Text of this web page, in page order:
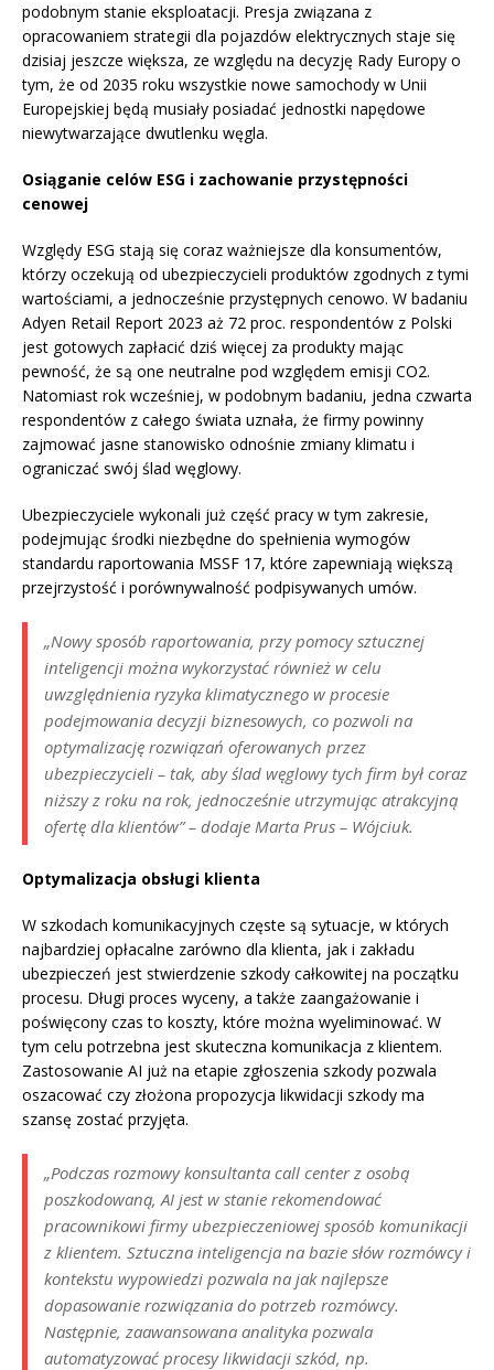
podobnym stanie eksploatacji. Presja związana z
opracowaniem strategii dla pojazdów elektrycznych staje się
dzisiaj jeszcze większa, ze względu na decyzję Rady Europy o
tym, że od 2035 roku wszystkie nowe samochody w Unii
Europejskiej będą musiały posiadać jednostki napędowe
niewytwarzające dwutlenku węgla.
Osiąganie celów ESG i zachowanie przystępności
cenowej
Względy ESG stają się coraz ważniejsze dla konsumentów,
którzy oczekują od ubezpieczycieli produktów zgodnych z tymi
wartościami, a jednocześnie przystępnych cenowo. W badaniu
Adyen Retail Report 2023 aż 72 proc. respondentów z Polski
jest gotowych zapłacić dziś więcej za produkty mając
pewność, że są one neutralne pod względem emisji CO2.
Natomiast rok wcześniej, w podobnym badaniu, jedna czwarta
respondentów z całego świata uznała, że firmy powinny
zajmować jasne stanowisko odnośnie zmiany klimatu i
ograniczać swój ślad węglowy.
Ubezpieczyciele wykonali już część pracy w tym zakresie,
podejmując środki niezbędne do spełnienia wymogów
standardu raportowania MSSF 17, które zapewniają większą
przejrzystość i porównywalność podpisywanych umów.
„Nowy sposób raportowania, przy pomocy sztucznej
inteligencji można wykorzystać również w celu
uwzględnienia ryzyka klimatycznego w procesie
podejmowania decyzji biznesowych, co pozwoli na
optymalizację rozwiązań oferowanych przez
ubezpieczycieli – tak, aby ślad węglowy tych firm był coraz
niższy z roku na rok, jednocześnie utrzymując atrakcyjną
ofertę dla klientów” – dodaje Marta Prus – Wójciuk.
Optymalizacja obsługi klienta
W szkodach komunikacyjnych częste są sytuacje, w których
najbardziej opłacalne zarówno dla klienta, jak i zakładu
ubezpieczeń jest stwierdzenie szkody całkowitej na początku
procesu. Długi proces wyceny, a także zaangażowanie i
poświęcony czas to koszty, które można wyeliminować. W
tym celu potrzebna jest skuteczna komunikacja z klientem.
Zastosowanie AI już na etapie zgłoszenia szkody pozwala
oszacować czy złożona propozycja likwidacji szkody ma
szansę zostać przyjęta.
„Podczas rozmowy konsultanta call center z osobą
poszkodowaną, AI jest w stanie rekomendować
pracownikowi firmy ubezpieczeniowej sposób komunikacji
z klientem. Sztuczna inteligencja na bazie słów rozmówcy i
kontekstu wypowiedzi pozwala na jak najlepsze
dopasowanie rozwiązania do potrzeb rozmówcy.
Następnie, zaawansowana analityka pozwala
automatyzować procesy likwidacji szkód, np.